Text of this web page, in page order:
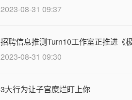
2023-08-31 09:37
招聘信息推测Turn10工作室正推进《
2023-08-31 09:30
3大行为让子宫糜烂盯上你